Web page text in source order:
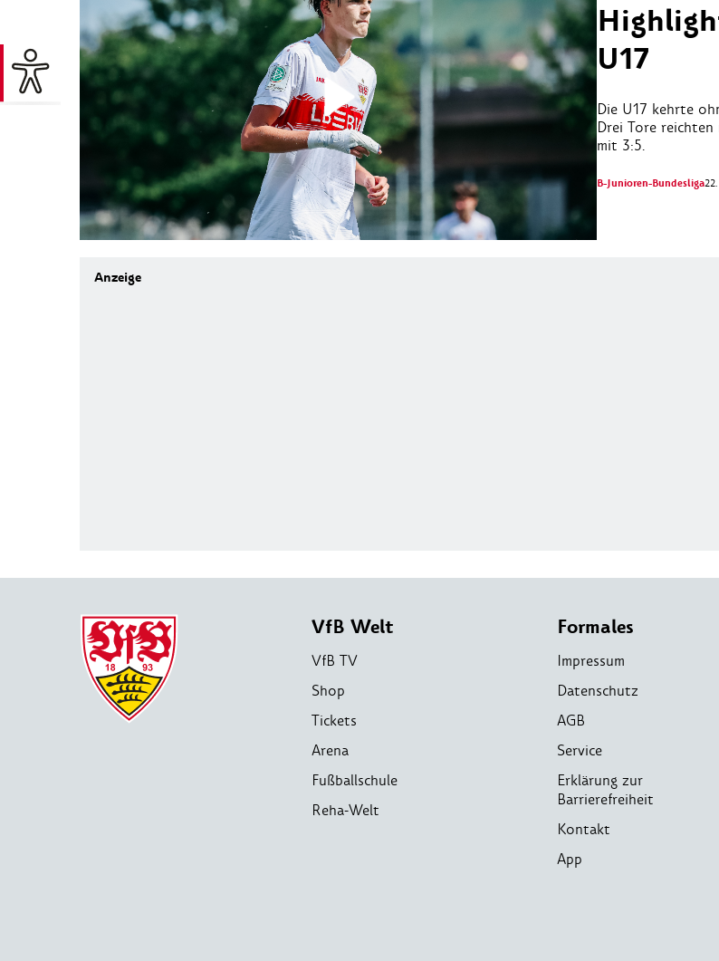
U17
Die U17 kehrte
Drei Tore
mit 3:5.
B-Junioren-Bundesliga
VfB Welt
VfB TV
Shop
Tickets
Arena
Fußballschule
Reha-Welt
Formales
Impressum
Datenschutz
AGB
Service
Erklärung zur
Barrierefreiheit
Kontakt
App